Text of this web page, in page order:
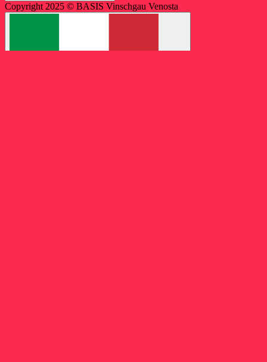
Copyright 2025 © BASIS Vinschgau Venosta